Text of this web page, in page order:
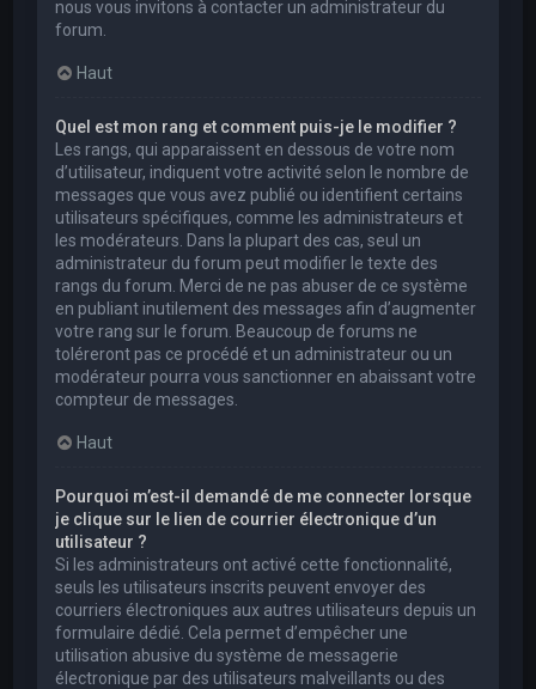
nous vous invitons à contacter un administrateur du
forum.
Haut
Quel est mon rang et comment puis-je le modifier ?
Les rangs, qui apparaissent en dessous de votre nom
d’utilisateur, indiquent votre activité selon le nombre de
messages que vous avez publié ou identifient certains
utilisateurs spécifiques, comme les administrateurs et
les modérateurs. Dans la plupart des cas, seul un
administrateur du forum peut modifier le texte des
rangs du forum. Merci de ne pas abuser de ce système
en publiant inutilement des messages afin d’augmenter
votre rang sur le forum. Beaucoup de forums ne
toléreront pas ce procédé et un administrateur ou un
modérateur pourra vous sanctionner en abaissant votre
compteur de messages.
Haut
Pourquoi m’est-il demandé de me connecter lorsque
je clique sur le lien de courrier électronique d’un
utilisateur ?
Si les administrateurs ont activé cette fonctionnalité,
seuls les utilisateurs inscrits peuvent envoyer des
courriers électroniques aux autres utilisateurs depuis un
formulaire dédié. Cela permet d’empêcher une
utilisation abusive du système de messagerie
électronique par des utilisateurs malveillants ou des